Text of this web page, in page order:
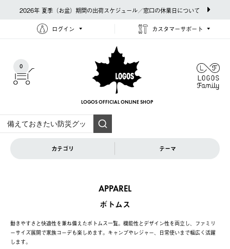
2026年 夏季（お盆）期間の出荷スケジュール／窓口の休業日について
ログイン カスタマーサポート
0
LOGOS OFFICIAL ONLINE SHOP
カテゴリ テーマ
APPAREL
ボトムス
動きやすさと快適性を兼ね備えたボトムス一覧。機能性とデザイン性を両立し、ファミリ
ーサイズ展開で家族コーデも楽しめます。キャンプやレジャー、日常使いまで幅広く活躍
します。